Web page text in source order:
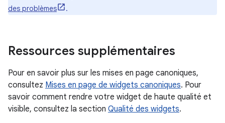
des problèmes
.
Ressources supplémentaires
Pour en savoir plus sur les mises en page canoniques,
consultez Mises en page de widgets canoniques. Pour
savoir comment rendre votre widget de haute qualité et
visible, consultez la section Qualité des widgets.